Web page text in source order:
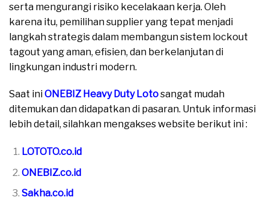
serta mengurangi risiko kecelakaan kerja. Oleh
karena itu, pemilihan supplier yang tepat menjadi
langkah strategis dalam membangun sistem lockout
tagout yang aman, efisien, dan berkelanjutan di
lingkungan industri modern.
Saat iniONEBIZ Heavy Duty Lotosangat mudah
ditemukan dan didapatkan di pasaran. Untuk informasi
lebih detail, silahkan mengakses website berikut ini :
LOTOTO.co.id
ONEBIZ.co.id
Sakha.co.id